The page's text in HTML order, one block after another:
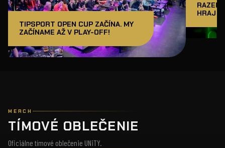
TIPSPORT OPEN CUP ZAČÍNA. MY
ZAČÍNAME AŽ V PLAY-OFF!
RAZER
HRAJ
MERCH
TÍMOVÉ OBLEČENIE
Oficiálne tímové oblečenie UNiTY.